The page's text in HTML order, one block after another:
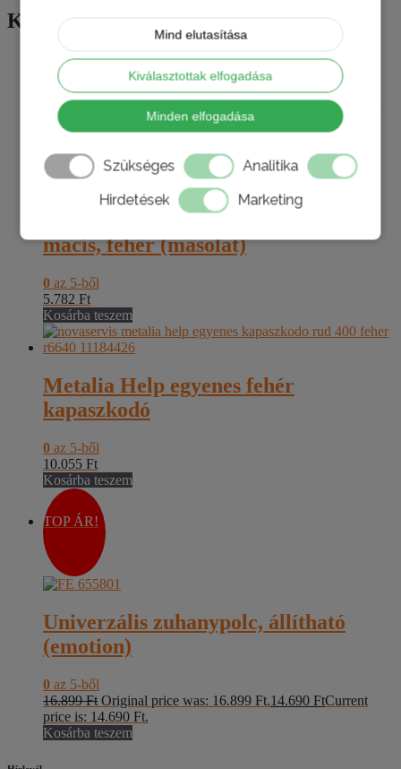
Mind elutasítása
Kiválasztottak elfogadása
Minden elfogadása
Szükséges
Analitika
Hirdetések
Marketing
Kapcsolódó termékek
Fürdőkádszifon Alcaplast A505CRM
az 5-ből
15.425
Kosárba teszem
AQUALINE gyermek WC-ülőke,
macis, fehér (másolat)
0 az 5-ből
5.782 Ft
Kosárba teszem
Metalia Help egyenes fehér
kapaszkodó
0 az 5-ből
10.055 Ft
Kosárba teszem
TOP ÁR!
Univerzális zuhanypolc, állítható
(emotion)
0 az 5-ből
16.899Ft Original price was: 16.899 Ft.14.690 FtCurrent
price is: 14.690 Ft.
Kosárba teszem